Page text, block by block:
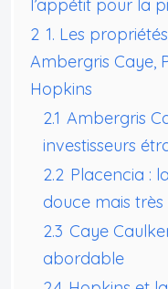
l’appétit pour la
2 1. Les
Ambergris Caye,
Hopkins
2.1 Ambergris
investisseurs
2.2 Placencia :
douce mais
2.3 Caye
abordable